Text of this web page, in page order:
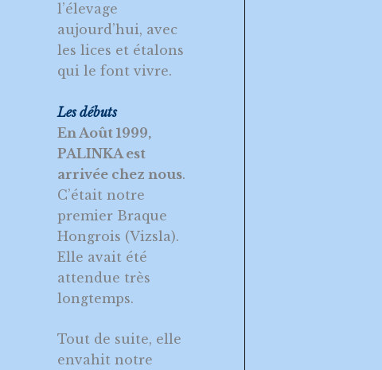
l’élevage
aujourd’hui, avec
les lices et étalons
qui le font vivre.
Les débuts
En Août 1999,
PALINKA est
arrivée chez nous.
C’était notre
premier Braque
Hongrois (Vizsla).
Elle avait été
attendue très
longtemps.
Tout de suite, elle
envahit notre